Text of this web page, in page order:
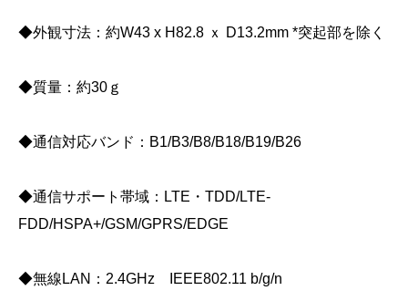
◆外観寸法：約W43 x H82.8 ｘ D13.2mm *突起部を除く
◆質量：約30ｇ
◆通信対応バンド：B1/B3/B8/B18/B19/B26
◆通信サポート帯域：LTE・TDD/LTE-
FDD/HSPA+/GSM/GPRS/EDGE
◆無線LAN：2.4GHz IEEE802.11 b/g/n